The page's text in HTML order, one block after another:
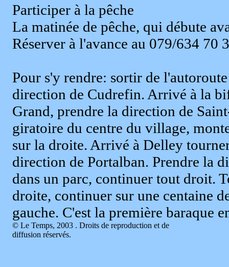
Participer à la pêche
La matinée de pêche, qui débute
Réserver à l'avance au 079/634 70
Pour s'y rendre: sortir de
direction de Cudrefin. Arrivé à la
Grand, prendre la direction de
giratoire du centre du village,
sur la droite. Arrivé à Delley
direction de Portalban. Prendre la
dans un parc, continuer tout droit.
droite, continuer sur une centaine
gauche. C'est la première baraque
© Le Temps, 2003 . Droits de reproduction et de
diffusion réservés.